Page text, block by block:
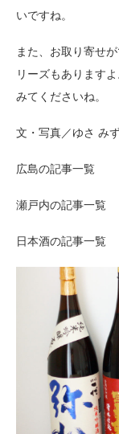
いですね。
また、お取り寄せ
リーズもあります
みてくださいね。
文・写真／ゆさ み
広島の記事一覧
瀬戸内の記事一覧
日本酒の記事一覧